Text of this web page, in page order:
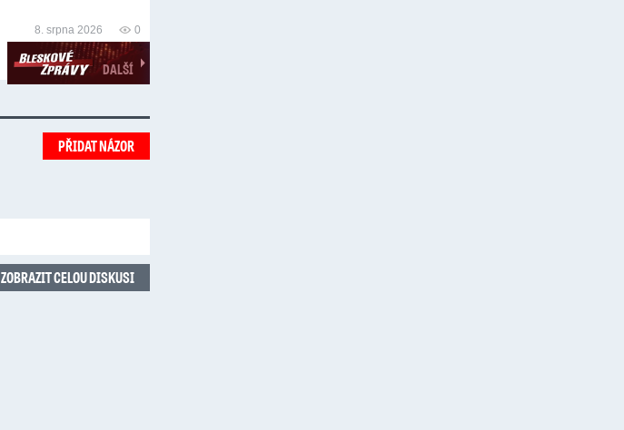
0
8. srpna 2026
DALŠÍ
PŘIDAT NÁZOR
ZOBRAZIT CELOU DISKUSI